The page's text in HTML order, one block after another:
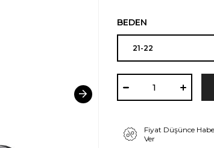
BEDEN
Fiyat Düşünce
Ver